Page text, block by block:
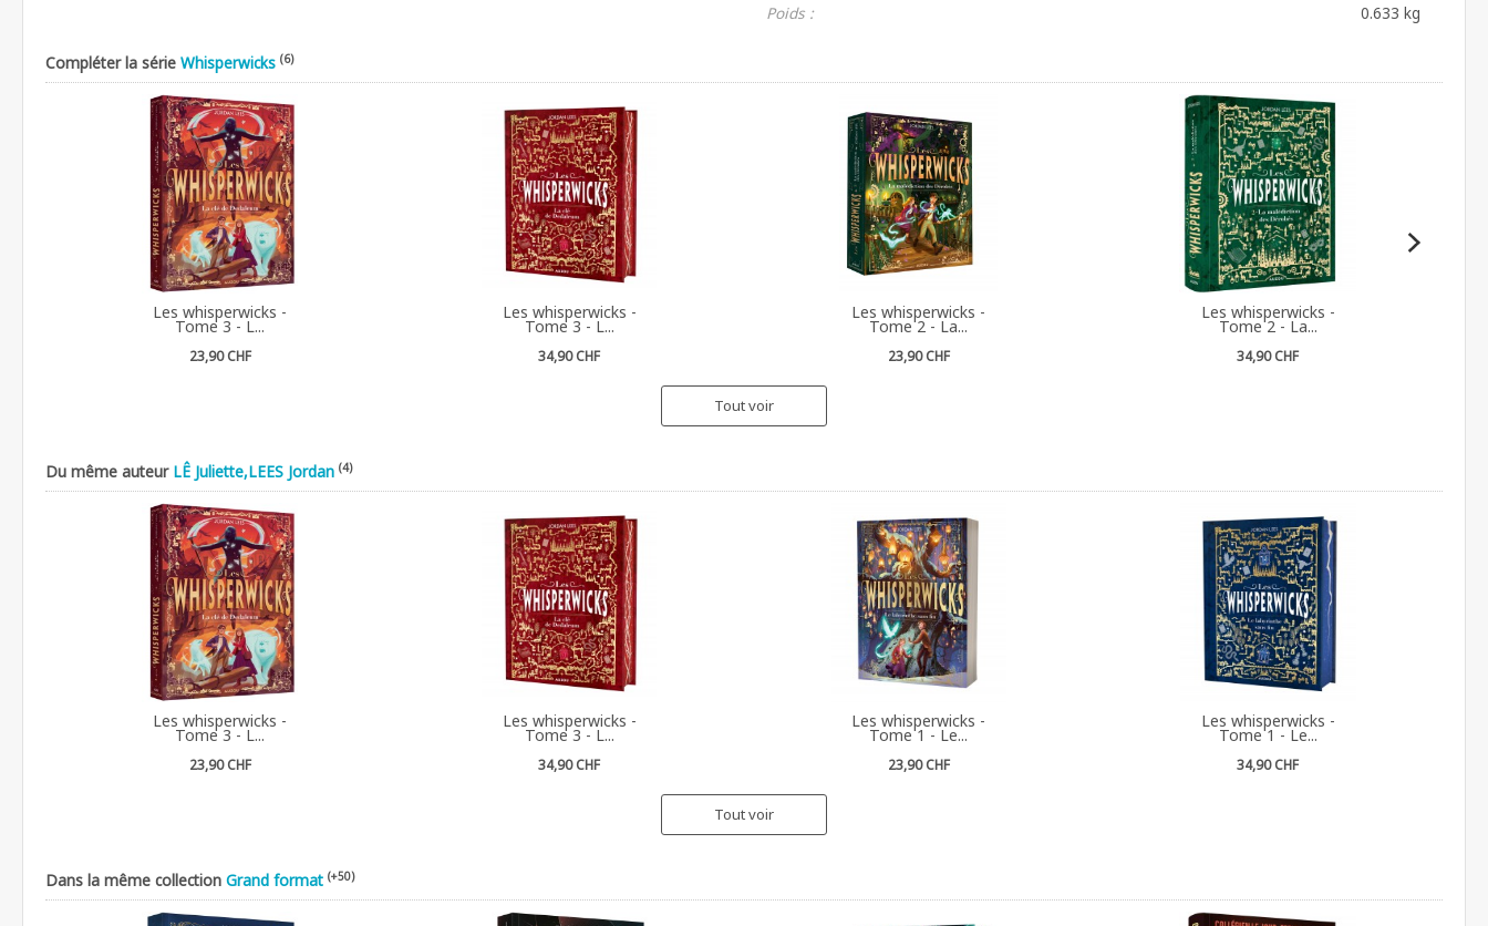
Poids :
0.633 kg
Compléter la série Whisperwicks (6)
Les whisperwicks -
Tome 3 - L...
23,90 CHF
Les whisperwicks -
Tome 3 - L...
34,90 CHF
Les whisperwicks -
Tome 2 - La...
23,90 CHF
Les whisperwicks -
Tome 2 - La...
34,90 CHF
Tout voir
Du même auteur LÊ Juliette,LEES Jordan (4)
Les whisperwicks -
Tome 3 - L...
23,90 CHF
Les whisperwicks -
Tome 3 - L...
34,90 CHF
Les whisperwicks -
Tome 1 - Le...
23,90 CHF
Les whisperwicks -
Tome 1 - Le...
34,90 CHF
Tout voir
Dans la même collection Grand format (+50)